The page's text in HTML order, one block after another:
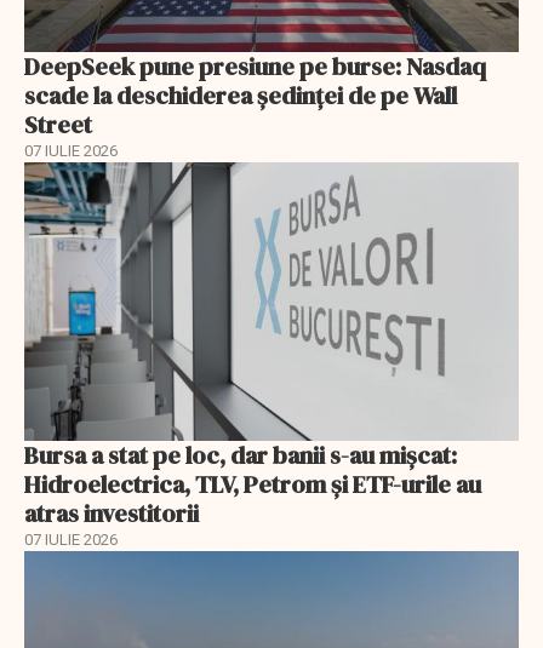
DeepSeek pune presiune pe burse: Nasdaq
scade la deschiderea ședinței de pe Wall
Street
07 IULIE 2026
Bursa a stat pe loc, dar banii s-au mișcat:
Hidroelectrica, TLV, Petrom și ETF-urile au
atras investitorii
07 IULIE 2026